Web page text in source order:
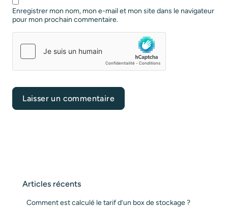
Enregistrer mon nom, mon e-mail et mon site dans le navigateur
pour mon prochain commentaire.
Articles récents
Comment est calculé le tarif d’un box de stockage ?